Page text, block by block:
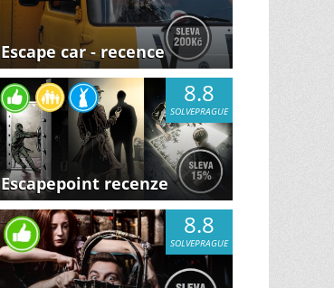
Escape car - recence
8.8
SOLVEPRAGUE
Escapepoint recenze
8.8
SOLVEPRAGUE